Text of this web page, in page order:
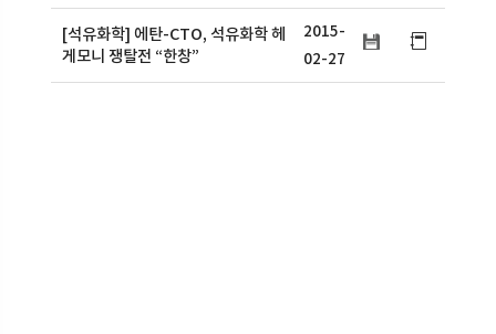
[석유화학] 에탄-CTO, 석유화학 헤
게모니 쟁탈전 “한창”
2015-
02-27